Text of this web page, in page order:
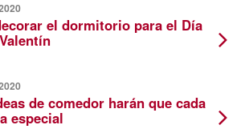
el dormitorio para el Día
de comedor harán que cada
especial